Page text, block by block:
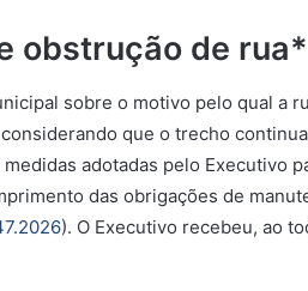
obstrução de rua*
sobre o motivo pelo qual a
que o trecho
adotadas pelo Executivo
das obrigações de
). O Executivo recebeu, ao